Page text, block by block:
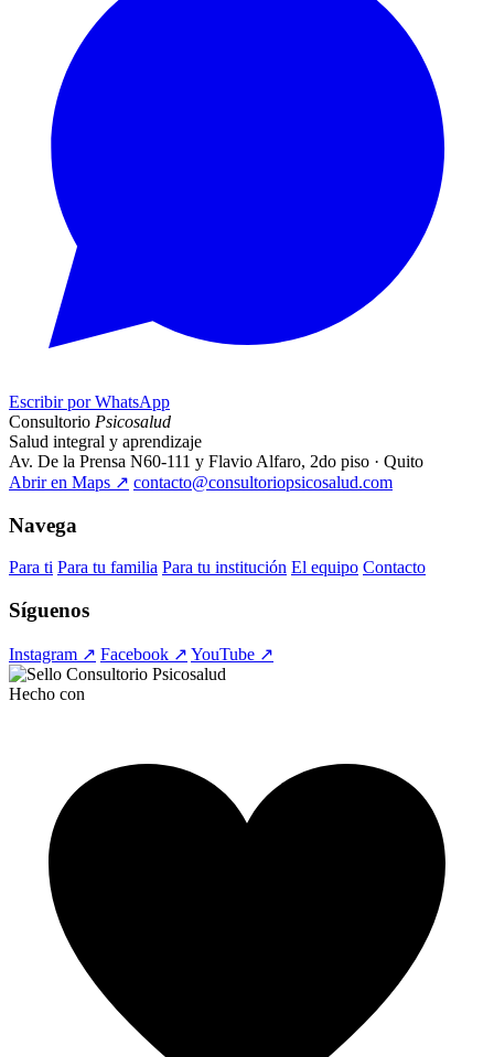
Escribir por WhatsApp
Consultorio Psicosalud
Salud integral y aprendizaje
Av. De la Prensa N60-111 y Flavio Alfaro, 2do piso · Quito
Abrir en Maps ↗ contacto@consultoriopsicosalud.com
Navega
Para ti Para tu familia Para tu institución El equipo Contacto
Síguenos
Instagram ↗ Facebook ↗ YouTube ↗
Hecho con